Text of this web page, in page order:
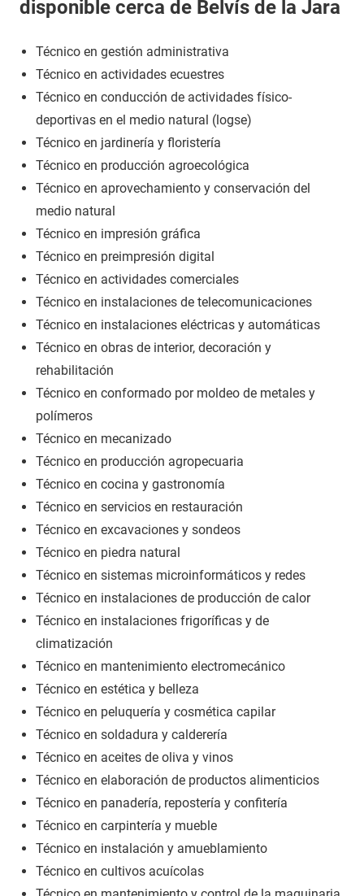
disponible cerca de Belvís de la Jara
Técnico en gestión administrativa
Técnico en actividades ecuestres
Técnico en conducción de actividades físico-
deportivas en el medio natural (logse)
Técnico en jardinería y floristería
Técnico en producción agroecológica
Técnico en aprovechamiento y conservación del
medio natural
Técnico en impresión gráfica
Técnico en preimpresión digital
Técnico en actividades comerciales
Técnico en instalaciones de telecomunicaciones
Técnico en instalaciones eléctricas y automáticas
Técnico en obras de interior, decoración y
rehabilitación
Técnico en conformado por moldeo de metales y
polímeros
Técnico en mecanizado
Técnico en producción agropecuaria
Técnico en cocina y gastronomía
Técnico en servicios en restauración
Técnico en excavaciones y sondeos
Técnico en piedra natural
Técnico en sistemas microinformáticos y redes
Técnico en instalaciones de producción de calor
Técnico en instalaciones frigoríficas y de
climatización
Técnico en mantenimiento electromecánico
Técnico en estética y belleza
Técnico en peluquería y cosmética capilar
Técnico en soldadura y calderería
Técnico en aceites de oliva y vinos
Técnico en elaboración de productos alimenticios
Técnico en panadería, repostería y confitería
Técnico en carpintería y mueble
Técnico en instalación y amueblamiento
Técnico en cultivos acuícolas